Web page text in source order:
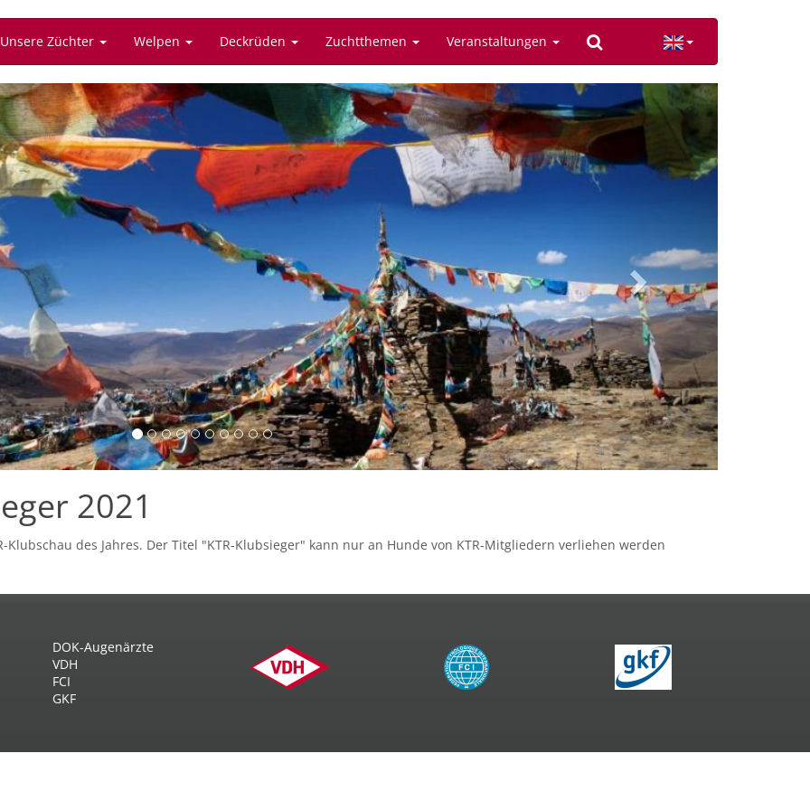
Unsere Züchter Welpen Deckrüden Zuchtthemen Veranstaltungen
Next
2021
Klubschau des Jahres. Der Titel "KTR-Klubsieger" kann nur an Hunde von KTR-Mitgliedern verliehen werden
DOK-Augenärzte
VDH
FCI
GKF